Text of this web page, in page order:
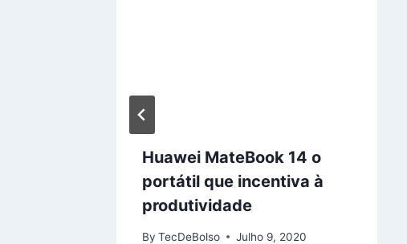
Huawei MateBook 14 o
portátil que incentiva à
produtividade
By TecDeBolso Julho 9, 2020